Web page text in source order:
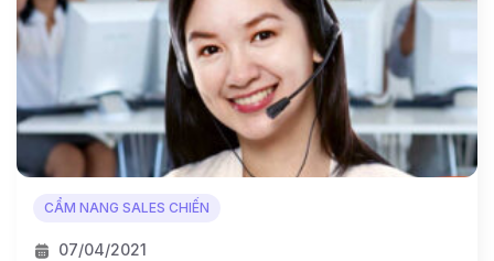
CẨM NANG SALES CHIẾN
07/04/2021